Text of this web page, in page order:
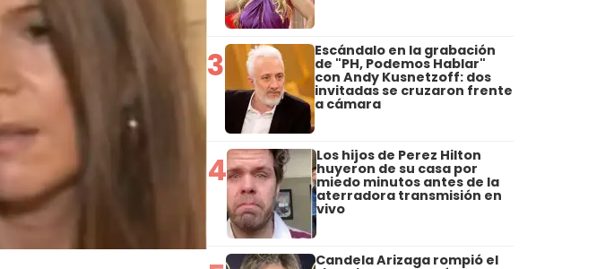
3 Escándalo en la grabación
de "PH, Podemos Hablar"
con Andy Kusnetzoff: dos
invitadas se cruzaron frente
a cámara
4 Los hijos de Perez Hilton
huyeron de su casa por
miedo minutos antes de la
aterradora transmisión en
vivo
Candela Arizaga rompió el